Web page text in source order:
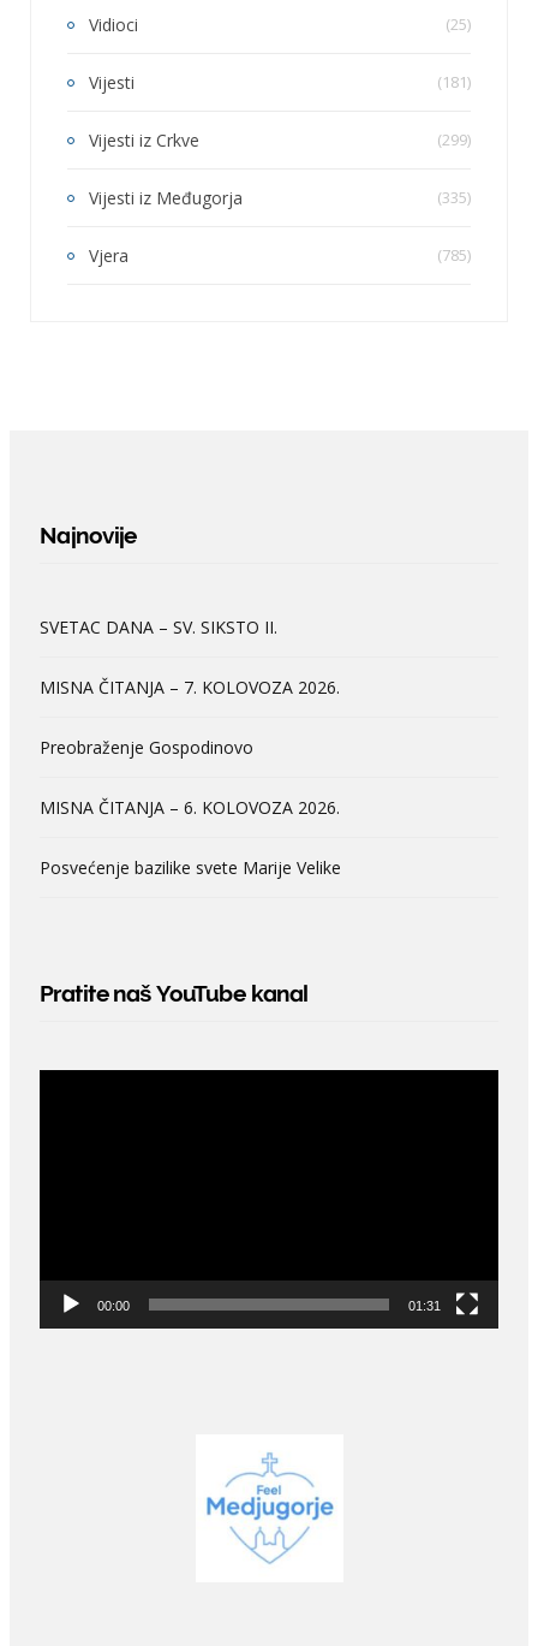
Vidioci (25)
Vijesti (181)
Vijesti iz Crkve (299)
Vijesti iz Međugorja (335)
Vjera (785)
Najnovije
SVETAC DANA – SV. SIKSTO II.
MISNA ČITANJA – 7. KOLOVOZA 2026.
Preobraženje Gospodinovo
MISNA ČITANJA – 6. KOLOVOZA 2026.
Posvećenje bazilike svete Marije Velike
Pratite naš YouTube kanal
00:00 01:31